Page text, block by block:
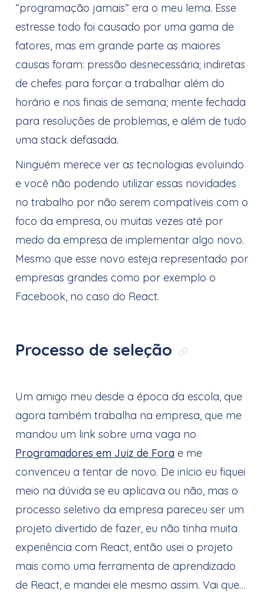
“programação jamais” era o meu lema. Esse
estresse todo foi causado por uma gama de
fatores, mas em grande parte as maiores
causas foram: pressão desnecessária; indiretas
de chefes para forçar a trabalhar além do
horário e nos finais de semana; mente fechada
para resoluções de problemas, e além de tudo
uma stack defasada.
Ninguém merece ver as tecnologias evoluindo
e você não podendo utilizar essas novidades
no trabalho por não serem compatíveis com o
foco da empresa, ou muitas vezes até por
medo da empresa de implementar algo novo.
Mesmo que esse novo esteja representado por
empresas grandes como por exemplo o
Facebook, no caso do React.
Processo de seleção Link direto
Um amigo meu desde a época da escola, que
agora também trabalha na empresa, que me
mandou um link sobre uma vaga no
Programadores em Juiz de Fora e me
convenceu a tentar de novo. De início eu fiquei
meio na dúvida se eu aplicava ou não, mas o
processo seletivo da empresa pareceu ser um
projeto divertido de fazer, eu não tinha muita
experiência com React, então usei o projeto
mais como uma ferramenta de aprendizado
de React, e mandei ele mesmo assim. Vai que…